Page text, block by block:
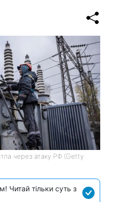
через атаку РФ (Getty
Читай тільки суть з